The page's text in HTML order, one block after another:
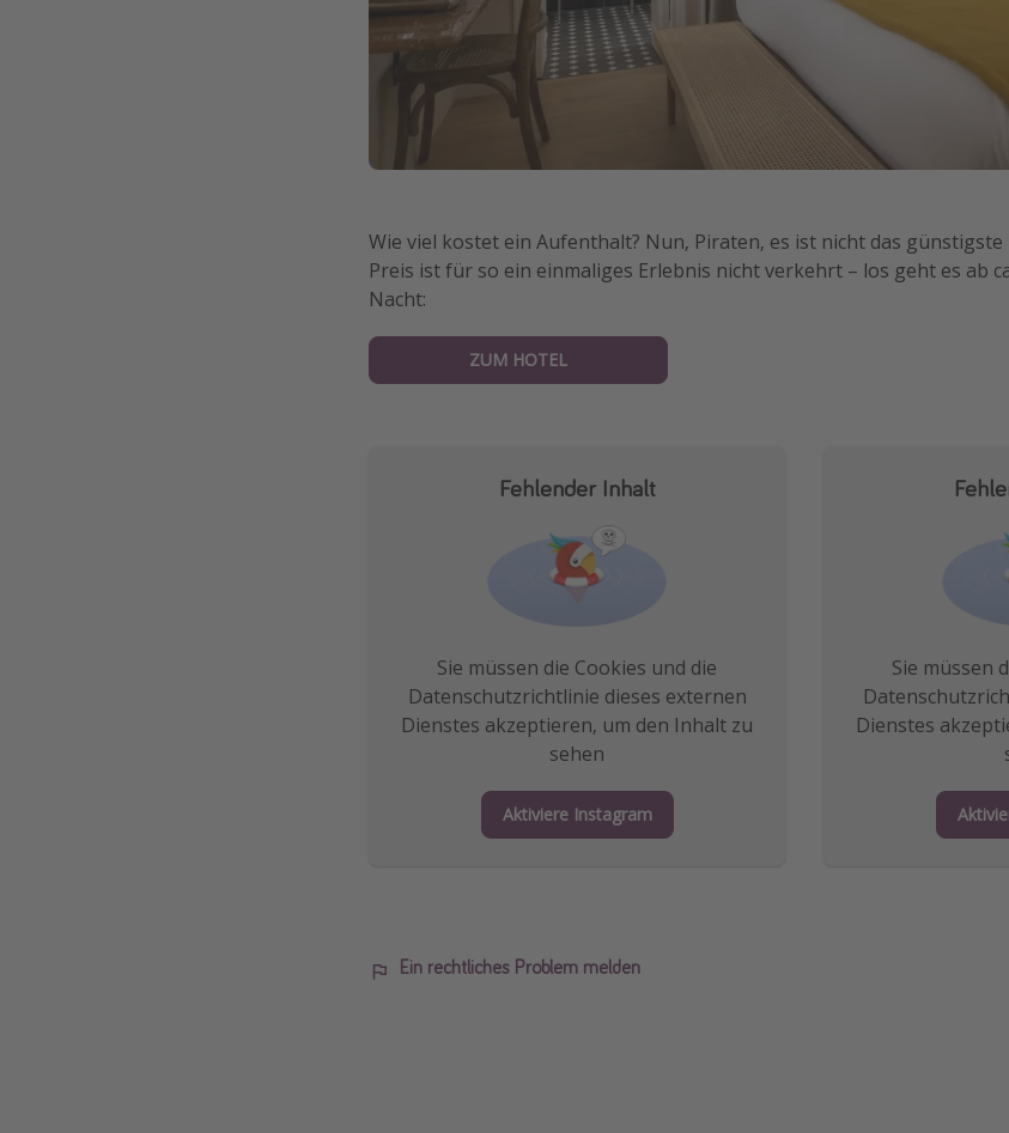
Wie viel kostet ein Aufenthalt? Nun, Piraten, es ist nicht das
Preis ist für so ein einmaliges Erlebnis nicht verkehrt – los geht es ab
Nacht:
ZUM HOTEL
Fehlender Inhalt
Sie müssen die Cookies und die
Datenschutzrichtlinie dieses externen
Dienstes akzeptieren, um den Inhalt zu
sehen
Aktiviere Instagram
Sie müssen
Dienstes
Ein rechtliches Problem melden